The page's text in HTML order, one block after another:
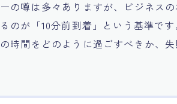
の噂は多々ありますが、ビジネス
のが「10分前到着」という基準で
時間をどのように過ごすべきか、